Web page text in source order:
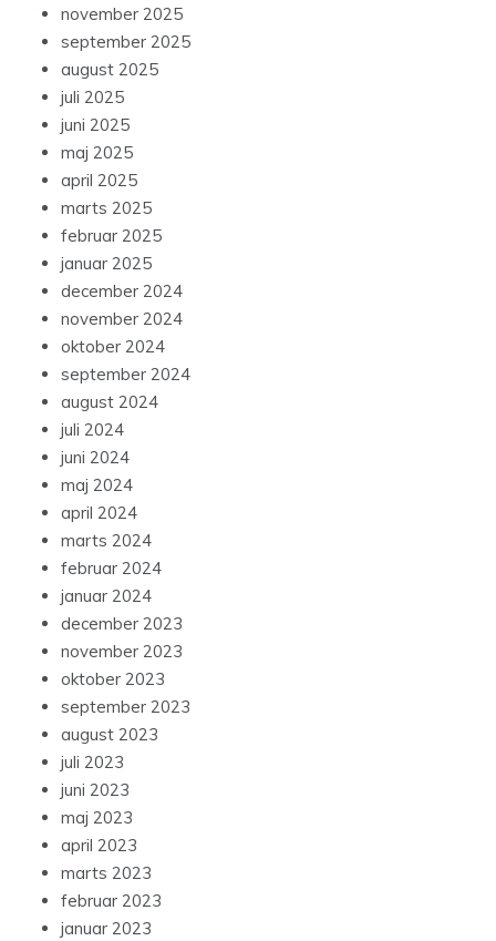
november 2025
september 2025
august 2025
juli 2025
juni 2025
maj 2025
april 2025
marts 2025
februar 2025
januar 2025
december 2024
november 2024
oktober 2024
september 2024
august 2024
juli 2024
juni 2024
maj 2024
april 2024
marts 2024
februar 2024
januar 2024
december 2023
november 2023
oktober 2023
september 2023
august 2023
juli 2023
juni 2023
maj 2023
april 2023
marts 2023
februar 2023
januar 2023